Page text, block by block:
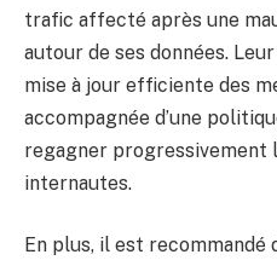
trafic affecté après une
autour de ses données.
mise à jour efficiente des
accompagnée d’une
regagner progressivement
internautes.
En plus, il est